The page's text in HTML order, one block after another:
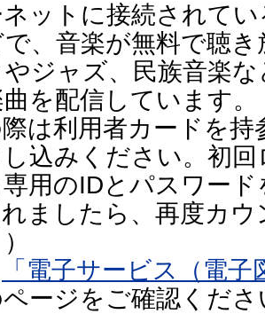
ットに接続されて
、音楽が無料で聴
ジャズ、民族音楽
を配信しています。
は利用者カードを持
込みください。初
用のIDとパスワー
れましたら、再度カ
「電子サービス（電
ージをご確認くださ